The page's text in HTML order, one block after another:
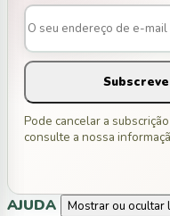
Pode cancelar a
consulte a nossa
AJUDA Mostrar ou ocultar